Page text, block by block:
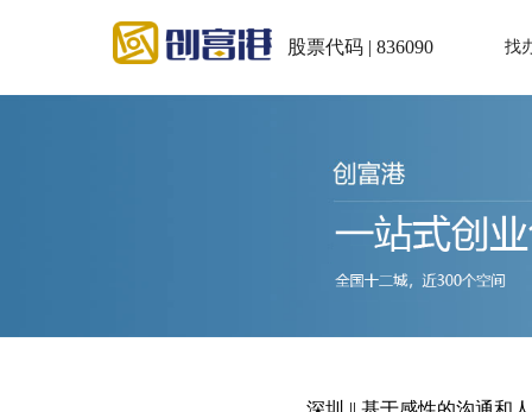
股票代码 | 836090 找